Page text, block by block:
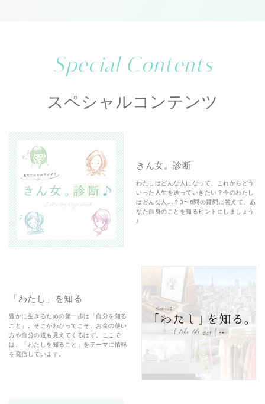
Special Contents
スペシャルコンテンツ
きん女。診断
わたしはどんな人になって、これからどう
いった人生を送っていきたい？今のわたし
はどんな人...？3〜6問の質問に答えて、あ
なた自身のことを知るヒントにしましょう
♪
「わたし」を知る
豊かに生きるための第一歩は「自分を知る
こと」。そこがわかってこそ、お金の使い
方や自分の道も見えてくるはず。ここで
は、「わたしを知ること」をテーマに情報
を発信しています。